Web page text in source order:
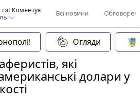
Коментує
Всі новини
Огляди
які
долари у